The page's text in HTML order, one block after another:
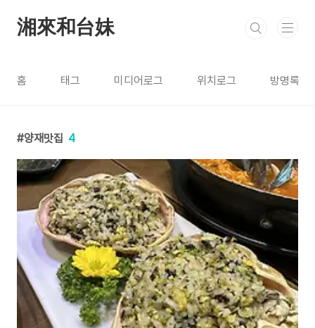
湘來和台妹
홈 태그 미디어로그 위치로그 방명록
양재맛집 4